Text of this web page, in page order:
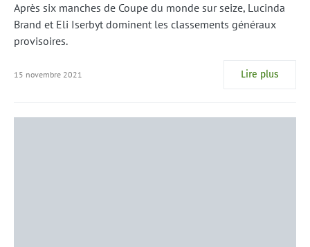
Après six manches de Coupe du monde sur seize, Lucinda
Brand et Eli Iserbyt dominent les classements généraux
provisoires.
15 novembre 2021 Lire plus